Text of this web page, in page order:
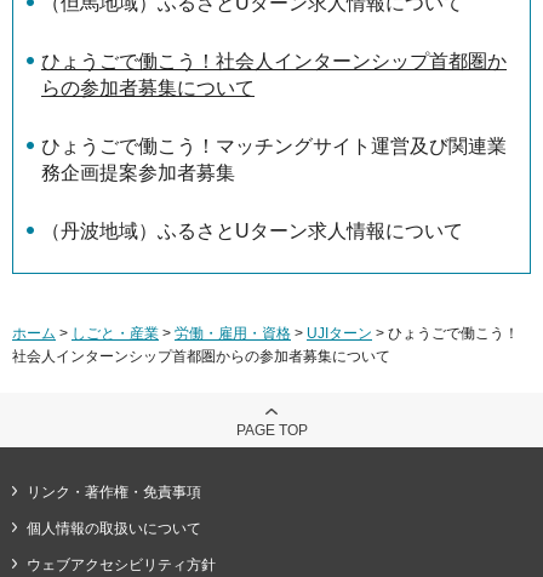
ひょうごで働こう！社会人インターンシップ首都圏か
らの参加者募集について
ひょうごで働こう！マッチングサイト運営及び関連業
務企画提案参加者募集
（丹波地域）ふるさとUターン求人情報について
ホーム > しごと・産業 > 労働・雇用・資格 > UJIターン > ひょうごで働こう！
社会人インターンシップ首都圏からの参加者募集について
PAGE TOP
リンク・著作権・免責事項
個人情報の取扱いについて
ウェブアクセシビリティ方針